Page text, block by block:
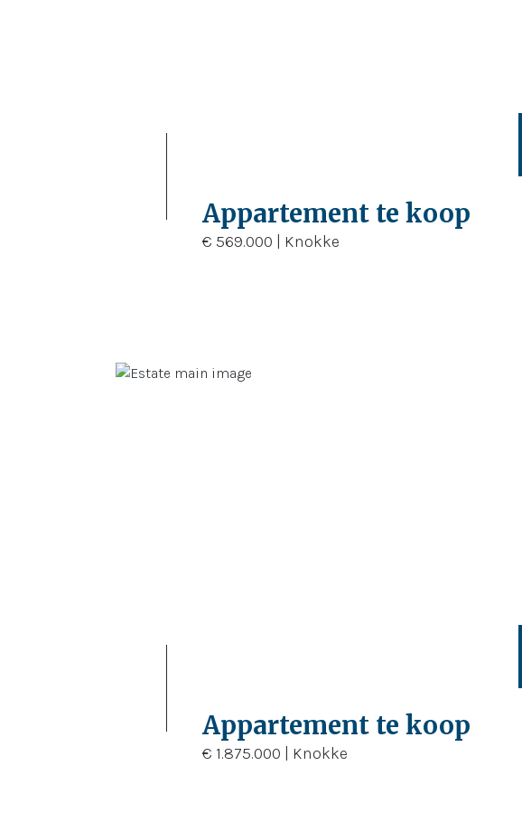
2 87 m² 87 m²
Appartement te koop
€ 569.000 | Knokke
3 112 m² 112 m²
Appartement te koop
€ 1.875.000 | Knokke